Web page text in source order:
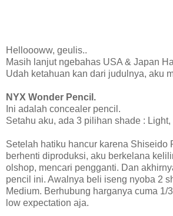
Helloooww, geulis..
Masih lanjut ngebahas USA & Japan
Udah ketahuan kan dari judulnya, aku
NYX Wonder Pencil.
Ini adalah concealer pencil.
Setahu aku, ada 3 pilihan shade : Light,
Setelah hatiku hancur karena Shiseido
berhenti diproduksi, aku berkelana
olshop, mencari pengganti. Dan
pencil ini. Awalnya beli iseng nyoba 2
Medium. Berhubung harganya cuma 1/
low expectation aja.